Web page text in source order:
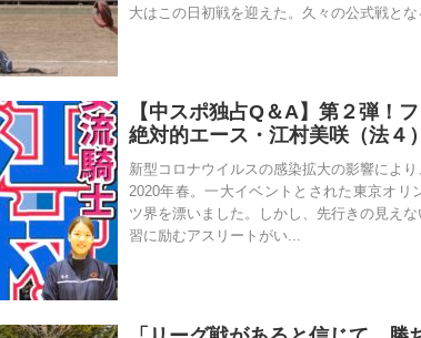
大はこの日初戦を迎えた。久々の公式戦とな
【中スポ独占Q＆A】第２弾！
絶対的エース・江村美咲（法４
新型コロナウイルスの感染拡大の影響によ
2020年春。一大イベントとされた東京オリ
ツ界を漂いました。しかし、先行きの見え
習に励むアスリートがい...